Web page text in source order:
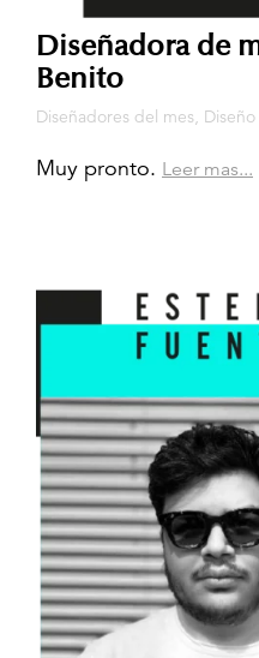
Diseñadora de
Benito
Diseñadores del mes, Diseño
Muy pronto. Leer mas...